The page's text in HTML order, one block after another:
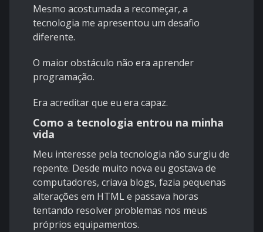
Mesmo acostumada a recomeçar, a
tecnologia me apresentou um desafio
diferente.
O maior obstáculo não era aprender
programação.
Era acreditar que eu era capaz.
Como a tecnologia entrou na minha
vida
Meu interesse pela tecnologia não surgiu de
repente. Desde muito nova eu gostava de
computadores, criava blogs, fazia pequenas
alterações em HTML e passava horas
tentando resolver problemas nos meus
próprios equipamentos.